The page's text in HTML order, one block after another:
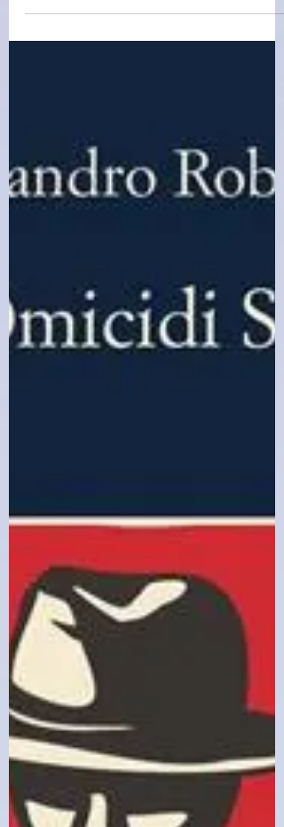
Genere: Giallo, Thriller Una raccolta di racconti
L’incontro inaspettato